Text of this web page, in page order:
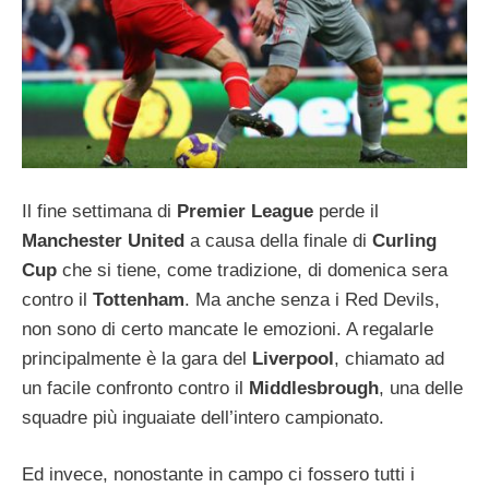
Il fine settimana di Premier League perde il
Manchester United a causa della finale di Curling
Cup che si tiene, come tradizione, di domenica sera
contro il Tottenham. Ma anche senza i Red Devils,
non sono di certo mancate le emozioni. A regalarle
principalmente è la gara del Liverpool, chiamato ad
un facile confronto contro il Middlesbrough, una delle
squadre più inguaiate dell’intero campionato.
Ed invece, nonostante in campo ci fossero tutti i